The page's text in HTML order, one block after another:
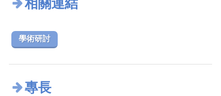
相關連結
學術研討
專長